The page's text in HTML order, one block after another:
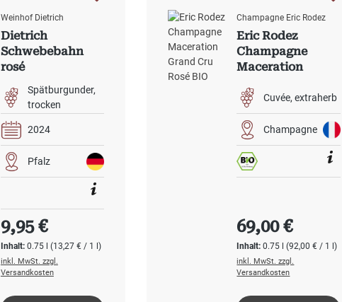
Weinhof Dietrich
Dietrich
Schwebebahn
rosé
Spätburgunder
trocken
2024
Pfalz
Inhalt: 0.75 l (13,27 € / 1 l)
Regulärer Preis:
9,95 €
inkl. MwSt. zzgl.
Versandkosten
Champagne Eric Rodez
Eric Rodez
Champagne
Maceration
BIO
Cuvée extraherb
Champagne
Inhalt:0.75 l(92,00 € / 1 l)
Regulärer Preis:
69,00 €
inkl. MwSt. zzgl.
Versandkosten